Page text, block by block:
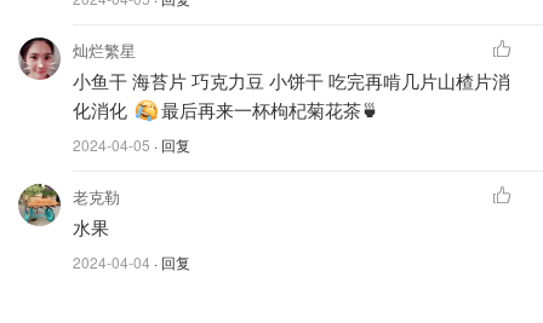
灿烂繁星
小鱼干 海苔片 巧克力豆 小饼干 吃完再啃几片山楂片消
化消化
最后再来一杯枸杞菊花茶🍵
2024-04-05 · 回复
老克勒
水果
2024-04-04 · 回复